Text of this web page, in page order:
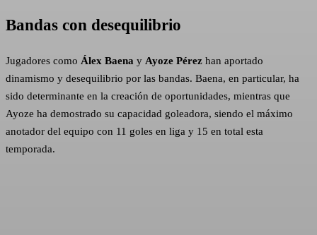
Bandas con desequilibrio
Jugadores como Álex Baena y Ayoze Pérez han aportado
dinamismo y desequilibrio por las bandas. Baena, en particular, ha
sido determinante en la creación de oportunidades, mientras que
Ayoze ha demostrado su capacidad goleadora, siendo el máximo
anotador del equipo con 11 goles en liga y 15 en total esta
temporada.